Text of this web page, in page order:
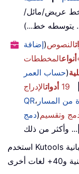
خط عريض/مائل/
...
النصوص(إضافة
أنواعالمخططات
(حساب العمر
19 أدواتالإدراج
QR، من المسار
وتقسيم (دمج
... وأكثر من ذلك
استخدم Kutools باللغة التي تفضلها – يدعم الإنجليزية والإسبانية